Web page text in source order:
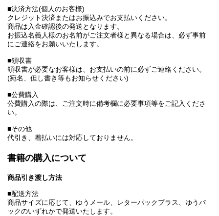
■決済方法(個人のお客様)
クレジット決済またはお振込みでお支払いください。
商品は入金確認後の発送となります。
お振込名義人様のお名前がご注文者様と異なる場合は、必ず事前
にご連絡をお願いいたします。
■領収書
領収書が必要なお客様は、お支払いの前に必ずご連絡ください。
(宛名、但し書き等もお知らせください)
■公費購入
公費購入の際は、ご注文時に備考欄に必要事項等をご記入くださ
い。
■その他
代引き、着払いには対応しておりません。
書籍の購入について
商品引き渡し方法
■配送方法
商品サイズに応じて、ゆうメール、レターパックプラス、ゆうパ
ックのいずれかで発送いたします。